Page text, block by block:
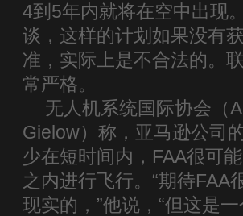
4到5年内就将在空中出现
谈，这样的计划如果没有
准，实际上是不合法的。
常严格。
无人机系统国际协会（
Gielow）称，亚马逊公司
少在短时间内，FAA很可
之内进行飞行。“期待FAA
现实的，”他说，“但这是